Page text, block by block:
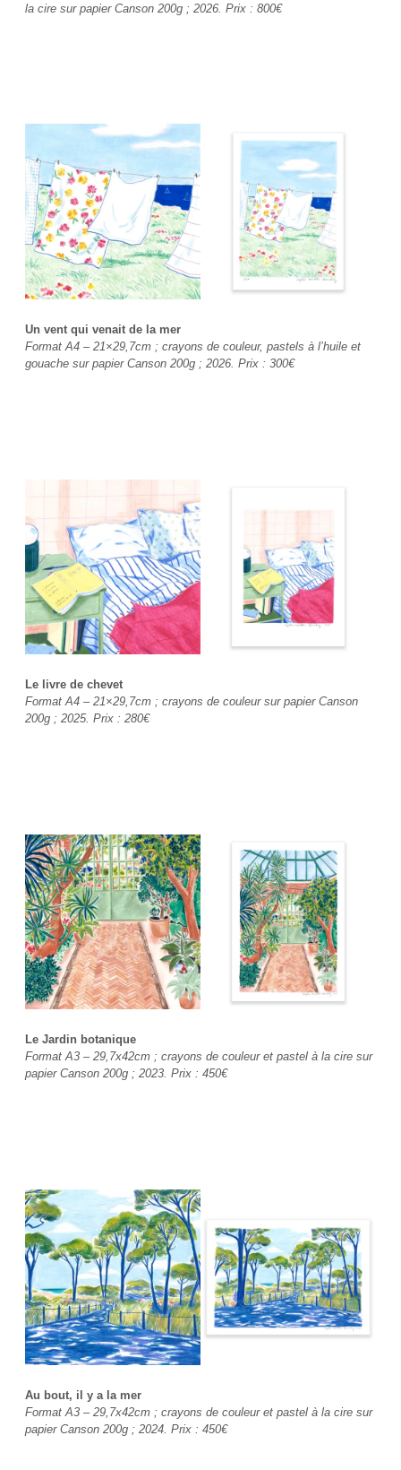
la cire sur papier Canson 200g ; 2026. Prix : 800€
Un vent qui venait de la mer
Format A4 – 21×29,7cm ; crayons de couleur, pastels à l’huile et
gouache sur papier Canson 200g ; 2026. Prix : 300€
Le livre de chevet
Format A4 – 21×29,7cm ; crayons de couleur sur papier Canson
200g ; 2025. Prix : 280€
Le Jardin botanique
Format A3 – 29,7x42cm ; crayons de couleur et pastel à la cire sur
papier Canson 200g ; 2023. Prix : 450€
Au bout, il y a la mer
Format A3 – 29,7x42cm ; crayons de couleur et pastel à la cire sur
papier Canson 200g ; 2024. Prix : 450€